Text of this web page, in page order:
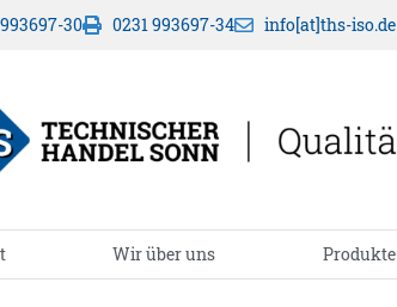
30 0231 993697-34 info[at]ths-iso.de
Wir über uns Produkte